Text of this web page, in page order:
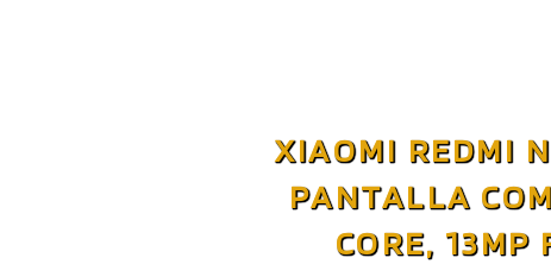
XIAOMI REDMI
PANTALLA
CORE,